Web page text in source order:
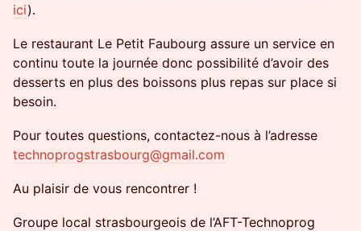
ici).
​​​Le restaurant Le Petit Faubourg assure un service en
continu toute la journée donc possibilité d’avoir des
desserts en plus des boissons plus repas sur place si
besoin.
Pour toutes questions, contactez-nous à l’adresse
technoprogstrasbourg@gmail.com
Au plaisir de vous rencontrer !
Groupe local strasbourgeois de l’AFT-Technoprog